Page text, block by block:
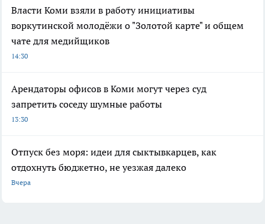
Власти Коми взяли в работу инициативы
воркутинской молодёжи о "Золотой карте" и общем
чате для медийщиков
14:30
Арендаторы офисов в Коми могут через суд
запретить соседу шумные работы
13:30
Отпуск без моря: идеи для сыктывкарцев, как
отдохнуть бюджетно, не уезжая далеко
Вчера